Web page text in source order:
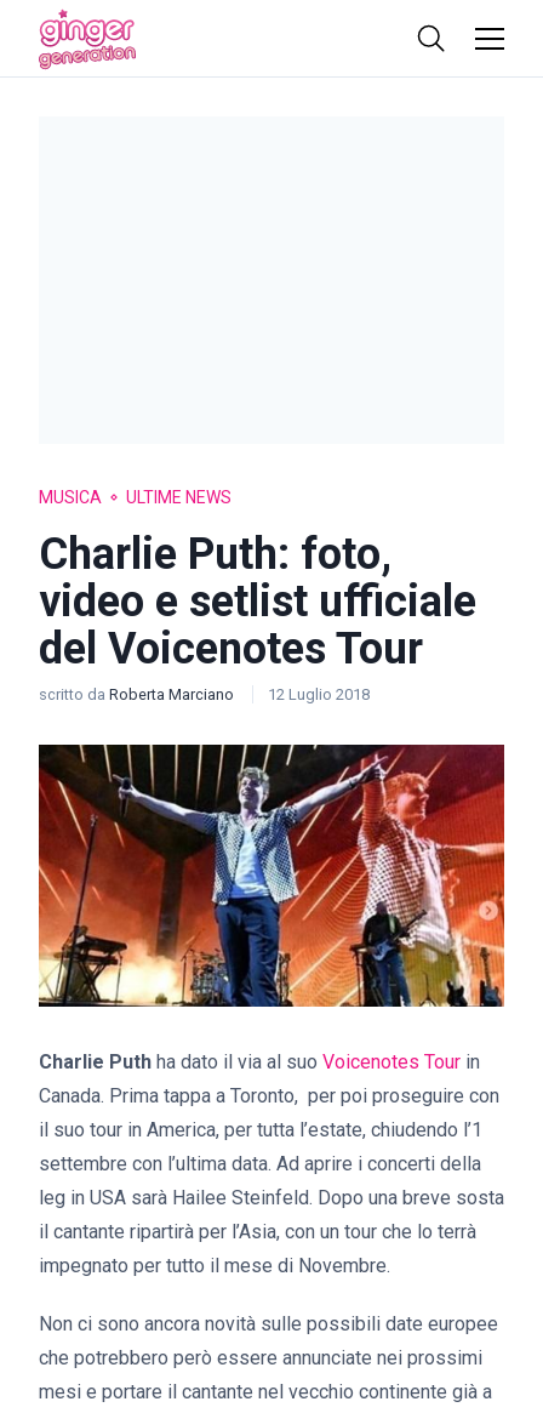
MUSICA ULTIME NEWS
Charlie Puth: foto,
video e setlist ufficiale
del Voicenotes Tour
scritto da Roberta Marciano 12 Luglio 2018
Charlie Puth ha dato il via al suo Voicenotes Tour in
Canada. Prima tappa a Toronto, per poi proseguire con
il suo tour in America, per tutta l’estate, chiudendo l’1
settembre con l’ultima data. Ad aprire i concerti della
leg in USA sarà Hailee Steinfeld. Dopo una breve sosta
il cantante ripartirà per l’Asia, con un tour che lo terrà
impegnato per tutto il mese di Novembre.
Non ci sono ancora novità sulle possibili date europee
che potrebbero però essere annunciate nei prossimi
mesi e portare il cantante nel vecchio continente già a